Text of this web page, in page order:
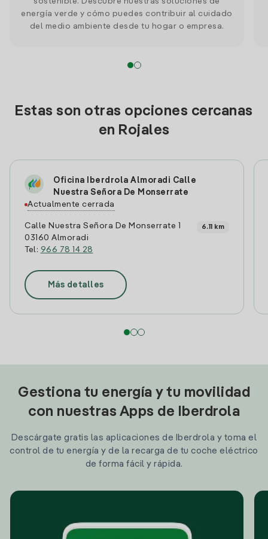
energía verde y cómo puedes contribuir al cuidado
del medio ambiente desde tu hogar o empresa.
Estas son otras opciones cercanas
en Rojales
Oficina Iberdrola Almoradi Calle
Nuestra Señora De Monserrate
Actualmente cerrada
Calle Nuestra Señora De Monserrate 1
03160 Almoradi
Tel: 966 78 14 28
6.11 km
Más detalles
Gestiona tu energía y tu movilidad
con nuestras Apps de Iberdrola
Descárgate gratis las aplicaciones de Iberdrola y toma el
control de tu energía y de la recarga de tu coche eléctrico
de forma fácil y rápida.